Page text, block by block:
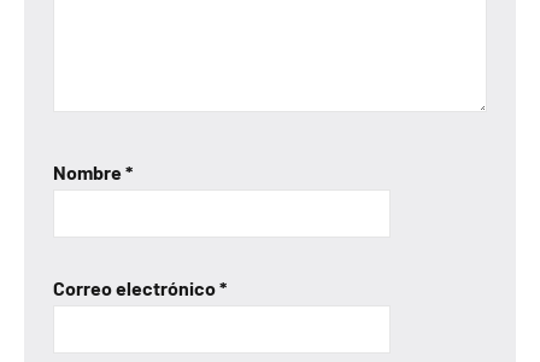
Nombre*
Correo electrónico*